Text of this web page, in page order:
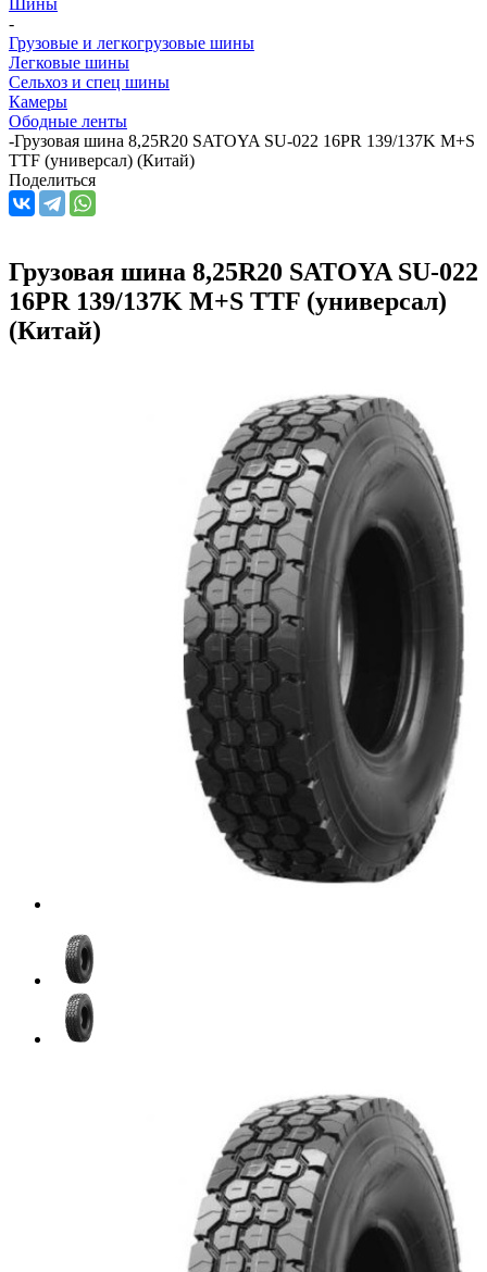
-
Грузовые и легкогрузовые шины
Легковые шины
Сельхоз и спец шины
Камеры
Ободные ленты
-Грузовая шина 8,25R20 SATOYA SU-022 16PR 139/137K M+S
TTF (универсал) (Китай)
Поделиться
Грузовая шина 8,25R20 SATOYA SU-022
16PR 139/137K M+S TTF (универсал)
(Китай)